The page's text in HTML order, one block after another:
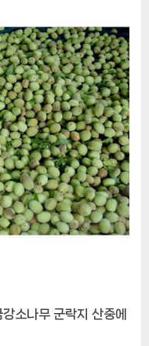
소나무 군락지 산중에